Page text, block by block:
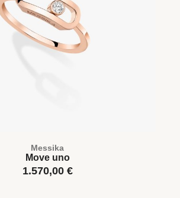
Messika
Move uno
1.570,00 €